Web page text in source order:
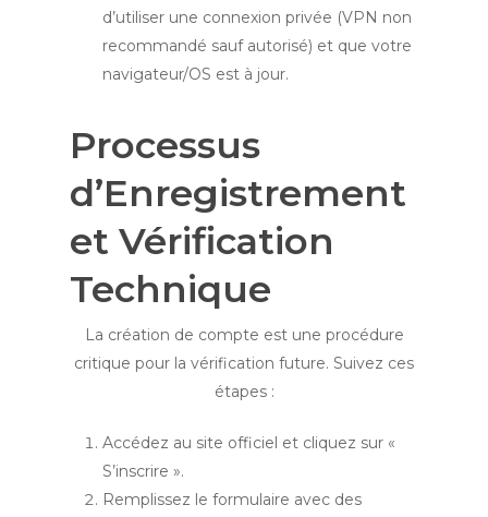
d’utiliser une connexion privée (VPN non
recommandé sauf autorisé) et que votre
navigateur/OS est à jour.
Processus
d’Enregistrement
et Vérification
Technique
La création de compte est une procédure
critique pour la vérification future. Suivez ces
étapes :
Accédez au site officiel et cliquez sur «
S’inscrire ».
Remplissez le formulaire avec des